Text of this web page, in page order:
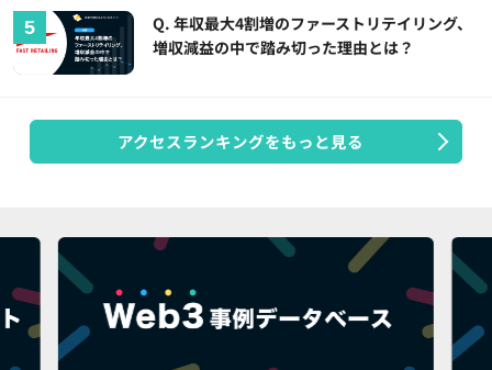
Q. 年収最大4割増のファーストリテイリング、
増収減益の中で踏み切った理由とは？
アクセスランキングをもっと見る